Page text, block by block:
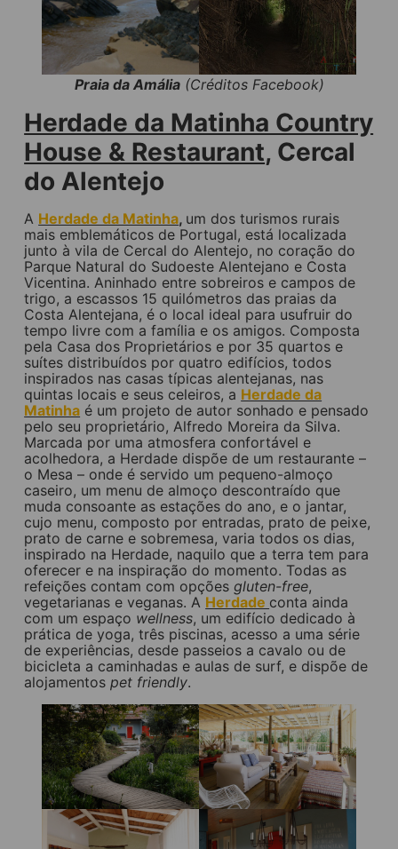
Praia da Amália(Créditos Facebook)
Herdade da Matinha Country
House & Restaurant, Cercal
do Alentejo
A Herdade da Matinha, um dos turismos rurais
mais emblemáticos de Portugal, está localizada
junto à vila de Cercal do Alentejo, no coração do
Parque Natural do Sudoeste Alentejano e Costa
Vicentina. Aninhado entre sobreiros e campos de
trigo, a escassos 15 quilómetros das praias da
Costa Alentejana, é o local ideal para usufruir do
tempo livre com a família e os amigos. Composta
pela Casa dos Proprietários e por 35 quartos e
suítes distribuídos por quatro edifícios, todos
inspirados nas casas típicas alentejanas, nas
quintas locais e seus celeiros, a Herdade da
Matinha é um projeto de autor sonhado e pensado
pelo seu proprietário, Alfredo Moreira da Silva.
Marcada por uma atmosfera confortável e
acolhedora, a Herdade dispõe de um restaurante –
o Mesa – onde é servido um pequeno-almoço
caseiro, um menu de almoço descontraído que
muda consoante as estações do ano, e o jantar,
cujo menu, composto por entradas, prato de peixe,
prato de carne e sobremesa, varia todos os dias,
inspirado na Herdade, naquilo que a terra tem para
oferecer e na inspiração do momento. Todas as
refeições contam com opções gluten-free,
vegetarianas e veganas. A Herdade conta ainda
com um espaço wellness, um edifício dedicado à
prática de yoga, três piscinas, acesso a uma série
de experiências, desde passeios a cavalo ou de
bicicleta a caminhadas e aulas de surf, e dispõe de
alojamentospet friendly.